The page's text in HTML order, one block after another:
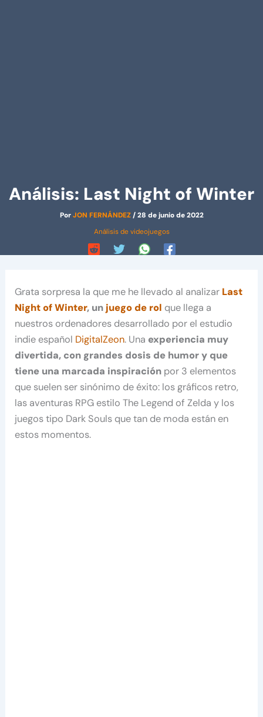
Análisis: Last Night of Winter
PorJON FERNÁNDEZ/28 de junio de 2022
Análisis de videojuegos
Grata sorpresa la que me he llevado al analizar Last
Night of Winter, un juego de rol que llega a
nuestros ordenadores desarrollado por el estudio
indie español DigitalZeon. Una experiencia muy
divertida, con grandes dosis de humor y que
tiene una marcada inspiración por 3 elementos
que suelen ser sinónimo de éxito: los gráficos retro,
las aventuras RPG estilo The Legend of Zelda y los
juegos tipo Dark Souls que tan de moda están en
estos momentos.